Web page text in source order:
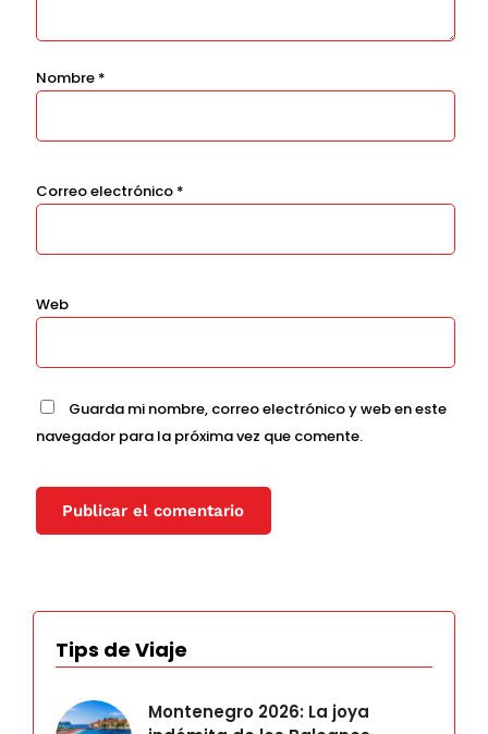
Nombre *
Correo electrónico *
Web
Guarda mi nombre, correo electrónico y web en este
navegador para la próxima vez que comente.
Tips de Viaje
Montenegro 2026: La joya